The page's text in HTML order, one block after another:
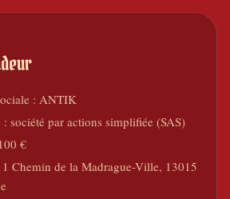
: ANTIK
société par actions simplifiée (SAS)
€
Chemin de la Madrague-Ville, 13015